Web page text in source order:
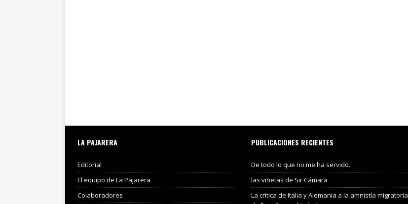
LA PAJARERA
Editorial
El equipo de La Pajarera
Colaboradores
PUBLICACIONES RECIENTES
De todo lo que no me ha servido.
las viñetas de Sir Cámara
La crítica de Italia y Alemania a la amnistía migratoria